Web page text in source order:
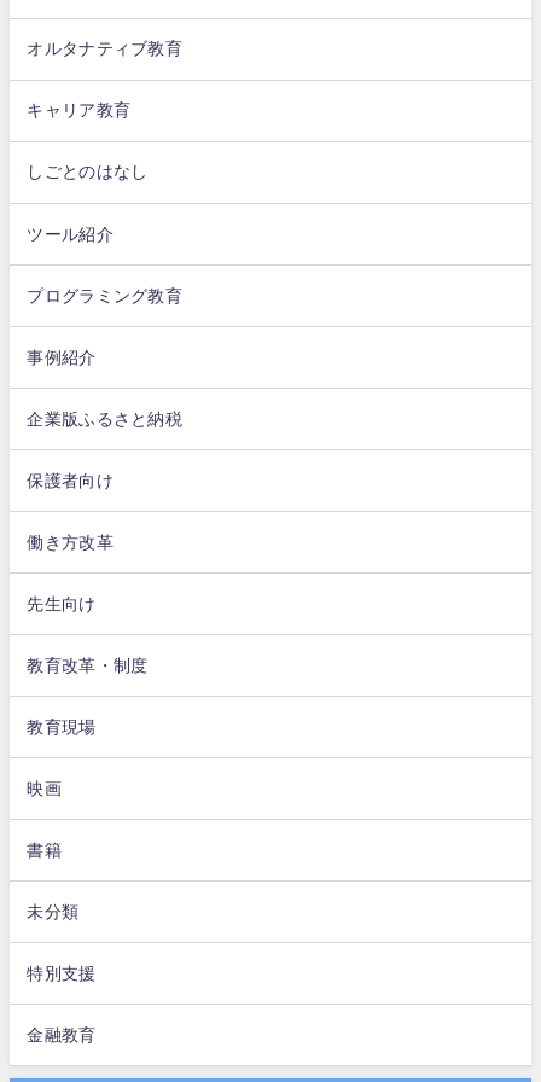
オルタナティブ教育
キャリア教育
しごとのはなし
ツール紹介
プログラミング教育
事例紹介
企業版ふるさと納税
保護者向け
働き方改革
先生向け
教育改革・制度
教育現場
映画
書籍
未分類
特別支援
金融教育